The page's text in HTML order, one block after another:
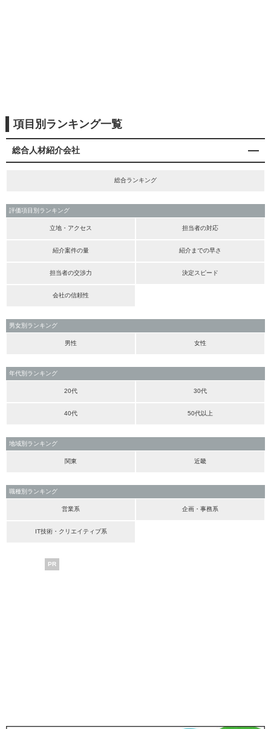
項目別ランキング一覧
総合人材紹介会社
総合ランキング
評価項目別ランキング
立地・アクセス 担当者の対応
紹介案件の量 紹介までの早さ
担当者の交渉力 決定スピード
会社の信頼性
男女別ランキング
男性 女性
年代別ランキング
20代 30代
40代 50代以上
地域別ランキング
関東 近畿
職種別ランキング
営業系 企画・事務系
IT技術・クリエイティブ系
PR